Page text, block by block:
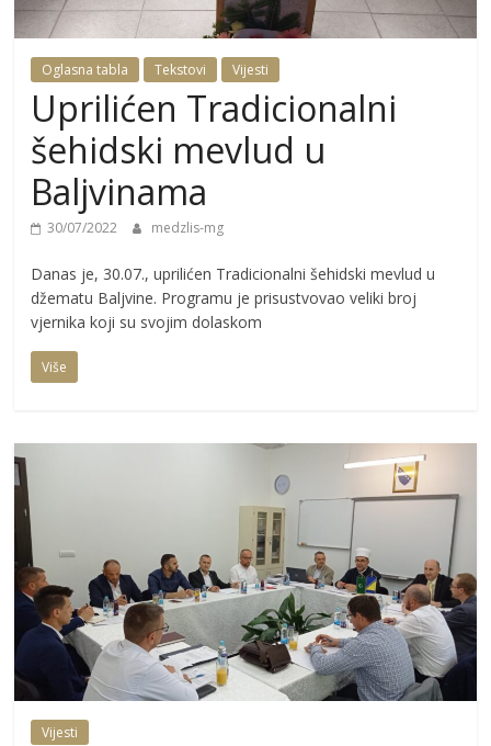
Oglasna tabla Tekstovi Vijesti
Uprilićen Tradicionalni
šehidski mevlud u
Baljvinama
30/07/2022 medzlis-mg
Danas je, 30.07., uprilićen Tradicionalni šehidski mevlud u
džematu Baljvine. Programu je prisustvovao veliki broj
vjernika koji su svojim dolaskom
Više
Vijesti